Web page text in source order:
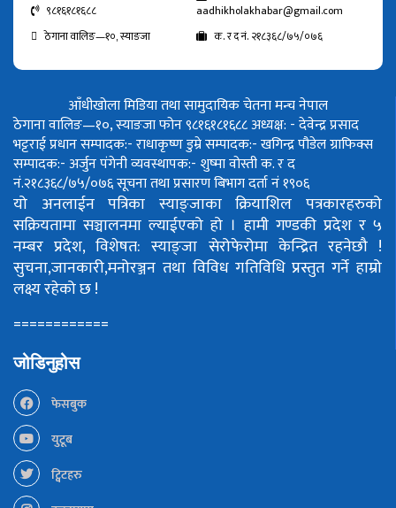
९८१६१८१६८८
aadhikholakhabar@gmail.com
ठेगाना वालिङ—१०, स्याङजा
क. र द नं. २१८३६८/७५/०७६
आँधीखोला मिडिया तथा सामुदायिक चेतना मन्च नेपाल
ठेगाना वालिङ—१०, स्याङजा फोन ९८१६१८१६८८अध्यक्ष: - देवेन्द्र प्रसाद
भट्टराईप्रधान सम्पादक:- राधाकृष्ण डुम्रेसम्पादक:- खगिन्द्र पौडेलग्राफिक्स
सम्पादक:- अर्जुन पंगेनीव्यवस्थापक:- शुष्मा वोस्तीक. र द
नं.२१८३६८/७५/०७६सूचना तथा प्रसारण बिभाग दर्ता नं १९०६
यो अनलाईन पत्रिका स्याङ्जाका क्रियाशिल पत्रकारहरुको
सक्रियतामा सञ्चालनमा ल्याईएको हो । हामी गण्डकी प्रदेश र ५
नम्बर प्रदेश, विशेषत: स्याङ्जा सेरोफेरोमा केन्द्रित रहनेछौ !
सुचना,जानकारी,मनोरञ्जन तथा विविध गतिविधि प्रस्तुत गर्ने हाम्रो
लक्ष्य रहेको छ !
============
जोडिनुहोस
फेसबुक
युटूब
ट्विटहरु